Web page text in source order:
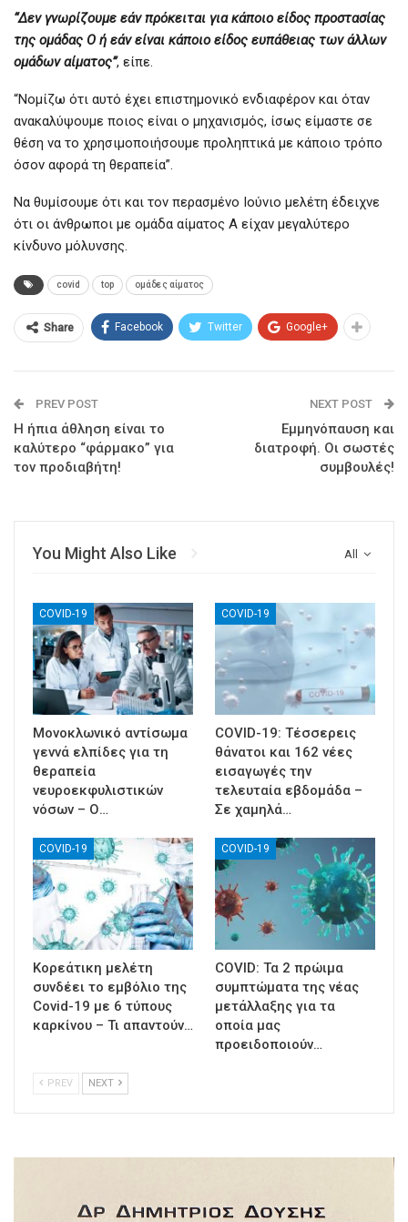
“Δεν γνωρίζουμε εάν πρόκειται για κάποιο είδος προστασίας
της ομάδας Ο ή εάν είναι κάποιο είδος ευπάθειας των άλλων
ομάδων αίματος”, είπε.
“Νομίζω ότι αυτό έχει επιστημονικό ενδιαφέρον και όταν
ανακαλύψουμε ποιος είναι ο μηχανισμός, ίσως είμαστε σε
θέση να το χρησιμοποιήσουμε προληπτικά με κάποιο τρόπο
όσον αφορά τη θεραπεία”.
Να θυμίσουμε ότι και τον περασμένο Ιούνιο μελέτη έδειχνε
ότι οι άνθρωποι με ομάδα αίματος Α είχαν μεγαλύτερο
κίνδυνο μόλυνσης.
covid top ομάδες αίματος
Share Facebook Twitter Google+
PREV POST
H ήπια άθληση είναι το
καλύτερο “φάρμακο” για
τον προδιαβήτη!
NEXT POST
Εμμηνόπαυση και
διατροφή. Οι σωστές
συμβουλές!
All
You Might Also Like
COVID-19
Μονοκλωνικό αντίσωμα
γεννά ελπίδες για τη
θεραπεία
νευροεκφυλιστικών
νόσων – Ο…
COVID-19
COVID-19: Τέσσερεις
θάνατοι και 162 νέες
εισαγωγές την
τελευταία εβδομάδα –
Σε χαμηλά…
COVID-19
Κορεάτικη μελέτη
συνδέει το εμβόλιο της
Covid-19 με 6 τύπους
καρκίνου – Τι απαντούν…
COVID-19
COVID: Τα 2 πρώιμα
συμπτώματα της νέας
μετάλλαξης για τα
οποία μας
προειδοποιούν…
PREV NEXT